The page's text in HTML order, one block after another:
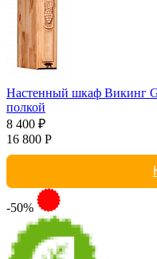
Настенный шкаф Викинг
полкой
8 400 ₽
16 800 Р
-50%